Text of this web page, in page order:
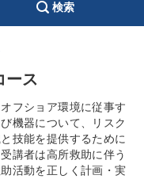
検索
ース
フショア環境に従事す
機器について、リスク
技能を提供するために
講者は高所救助に伴う
活動を正しく計画・実